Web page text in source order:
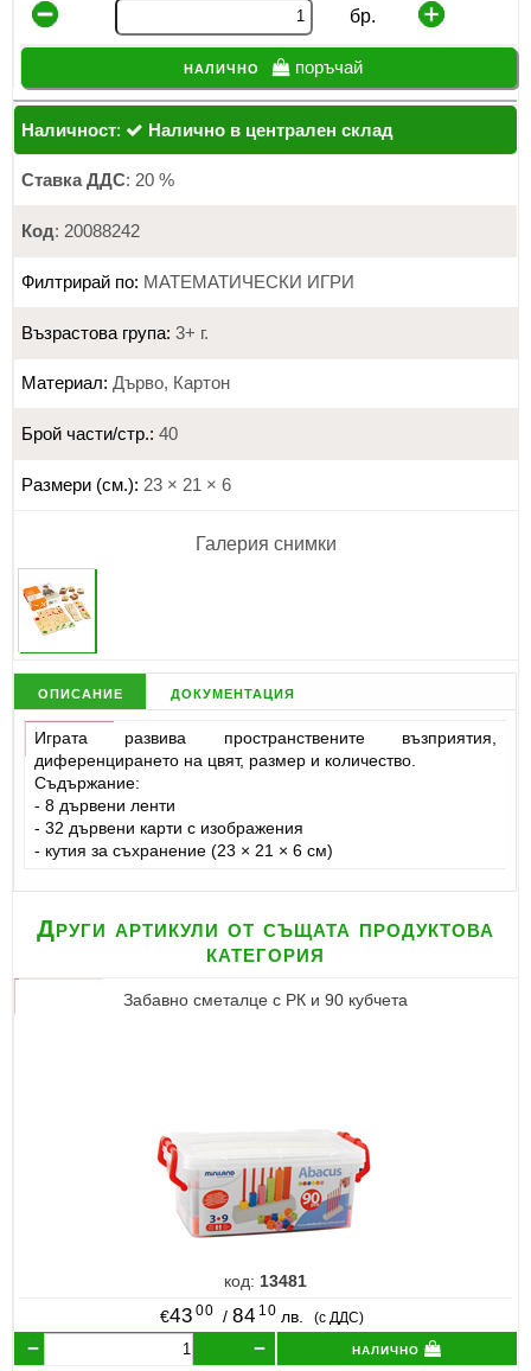
бр.
налично поръчай
Наличност: Налично в централен склад
Ставка ДДС: 20 %
Код: 20088242
Филтрирай по: МАТЕМАТИЧЕСКИ ИГРИ
Възрастова група: 3+ г.
Материал: Дърво, Картон
Брой части/стр.: 40
Размери (см.): 23 × 21 × 6
Галерия снимки
описание документация
Играта развива пространствените възприятия,
диференцирането на цвят, размер и количество.
Съдържание:
- 8 дървени ленти
- 32 дървени карти с изображения
- кутия за съхранение (23 × 21 × 6 см)
Други артикули от същата продуктова
категория
Забавно сметалце с РК и 90 кубчета
код: 13481
€43 00 /84 10 лв. (с ДДС)
налично